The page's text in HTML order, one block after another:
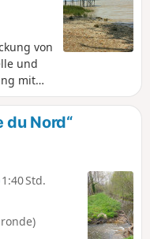
von
und
mit
einen
du Nord“
1:40 Std.